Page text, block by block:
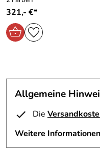
321,- €*
Allgemeine
Die
Weitere